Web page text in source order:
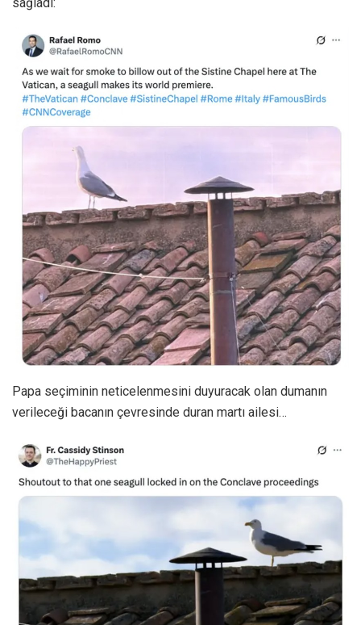
Papa seçiminin neticelenmesini duyuracak olan dumanın
verileceği bacanın çevresinde duran martı ailesi…